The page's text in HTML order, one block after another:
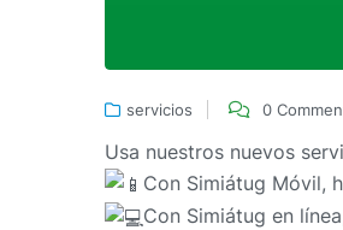
servicios 0
Usa nuestros nuevos
Con Simiátug Móvil,
Con Simiátug en